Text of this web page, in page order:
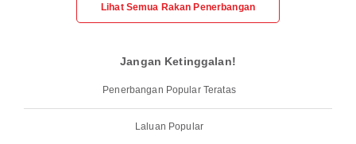
Lihat Semua Rakan Penerbangan
Jangan Ketinggalan!
Penerbangan Popular Teratas
Laluan Popular